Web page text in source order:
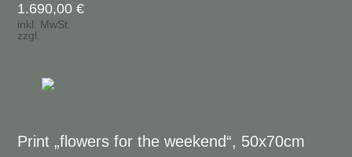
1.690,00€
inkl. MwSt.
zzgl.
Print „flowers for the weekend“, 50x70cm